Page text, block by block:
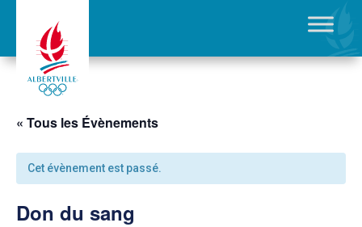
« Tous les Évènements
Cet évènement est passé.
Don du sang